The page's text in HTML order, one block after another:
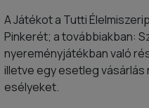
A Játékot a Tutti
Pinkerét; a továbbiakban:
nyereményjátékban való
illetve egy esetleg vásárlás
esélyeket.